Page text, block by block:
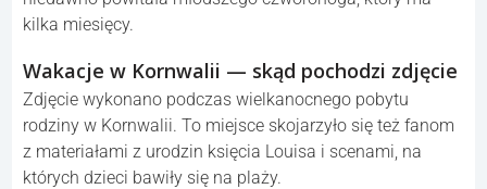
kilka miesięcy.
Wakacje w Kornwalii — skąd pochodzi zdjęcie
Zdjęcie wykonano podczas wielkanocnego pobytu
rodziny w Kornwalii. To miejsce skojarzyło się też fanom
z materiałami z urodzin księcia Louisa i scenami, na
których dzieci bawiły się na plaży.